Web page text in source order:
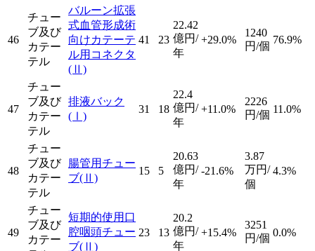
46
チュー
ブ及び
カテー
テル
バルーン拡張
式血管形成術
向けカテーテ
ル用コネクタ
(Ⅱ)
41 23
22.42
億円/
年
+29.0%
1240
円/個
76.9%
47
チュー
ブ及び
カテー
テル
排液バック
(Ⅰ)
31 18
22.4
億円/
年
+11.0%
2226
円/個 11.0%
48
チュー
ブ及び
カテー
テル
腸管用チュー
ブ(Ⅱ)
15 5
20.63
億円/
年
-21.6%
3.87
万円/
個
4.3%
49
チュー
ブ及び
カテー
短期的使用口
腔咽頭チュー
ブ(Ⅱ)
23 13
20.2
億円/
年
+15.4%
3251
円/個 0.0%